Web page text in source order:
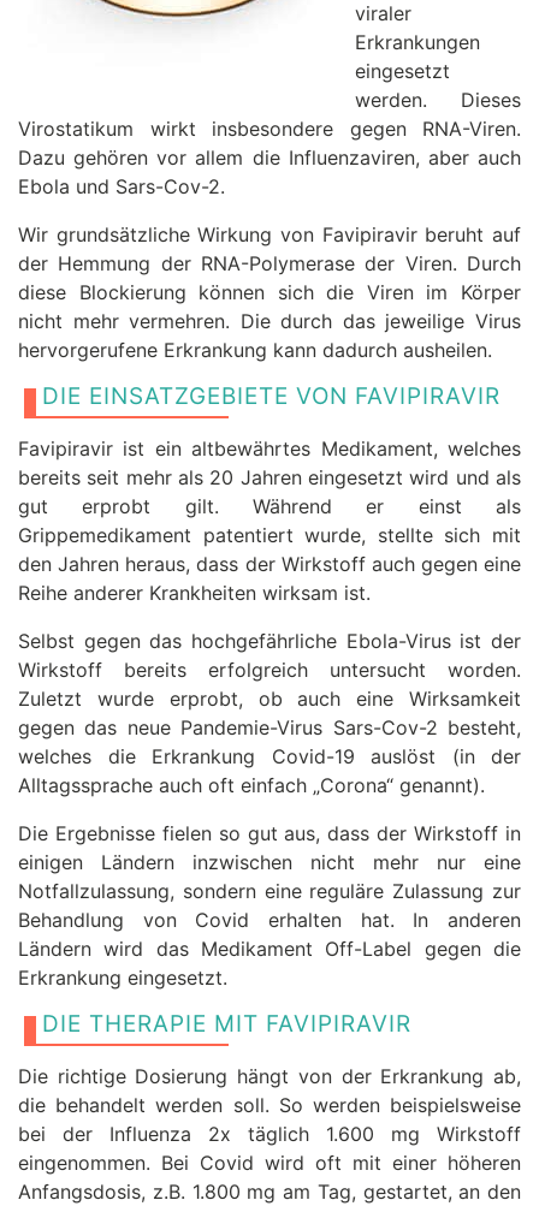
viraler
Erkrankungen
eingesetzt
werden. Dieses
Virostatikum wirkt insbesondere gegen RNA-Viren.
Dazu gehören vor allem die Influenzaviren, aber auch
Ebola und Sars-Cov-2.
Wir grundsätzliche Wirkung von Favipiravir beruht auf
der Hemmung der RNA-Polymerase der Viren. Durch
diese Blockierung können sich die Viren im Körper
nicht mehr vermehren. Die durch das jeweilige Virus
hervorgerufene Erkrankung kann dadurch ausheilen.
DIE EINSATZGEBIETE VON FAVIPIRAVIR
Favipiravir ist ein altbewährtes Medikament, welches
bereits seit mehr als 20 Jahren eingesetzt wird und als
gut erprobt gilt. Während er einst als
Grippemedikament patentiert wurde, stellte sich mit
den Jahren heraus, dass der Wirkstoff auch gegen eine
Reihe anderer Krankheiten wirksam ist.
Selbst gegen das hochgefährliche Ebola-Virus ist der
Wirkstoff bereits erfolgreich untersucht worden.
Zuletzt wurde erprobt, ob auch eine Wirksamkeit
gegen das neue Pandemie-Virus Sars-Cov-2 besteht,
welches die Erkrankung Covid-19 auslöst (in der
Alltagssprache auch oft einfach „Corona“ genannt).
Die Ergebnisse fielen so gut aus, dass der Wirkstoff in
einigen Ländern inzwischen nicht mehr nur eine
Notfallzulassung, sondern eine reguläre Zulassung zur
Behandlung von Covid erhalten hat. In anderen
Ländern wird das Medikament Off-Label gegen die
Erkrankung eingesetzt.
DIE THERAPIE MIT FAVIPIRAVIR
Die richtige Dosierung hängt von der Erkrankung ab,
die behandelt werden soll. So werden beispielsweise
bei der Influenza 2x täglich 1.600 mg Wirkstoff
eingenommen. Bei Covid wird oft mit einer höheren
Anfangsdosis, z.B. 1.800 mg am Tag, gestartet, an den